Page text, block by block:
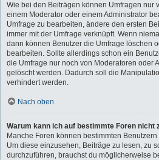
Wie bei den Beiträgen können Umfragen nur
einem Moderator oder einem Administrator
Umfrage zu bearbeiten, ändere den ersten
immer mit der Umfrage verknüpft. Wenn
dann können Benutzer die Umfrage löschen
bearbeiten. Sollte allerdings schon ein
die Umfrage nur noch von Moderatoren oder
gelöscht werden. Dadurch soll die
verhindert werden.
Nach oben
Warum kann ich auf bestimmte Foren nicht
Manche Foren können bestimmten
Um diese einzusehen, Beiträge zu lesen, zu
durchzuführen, brauchst du möglicherweise